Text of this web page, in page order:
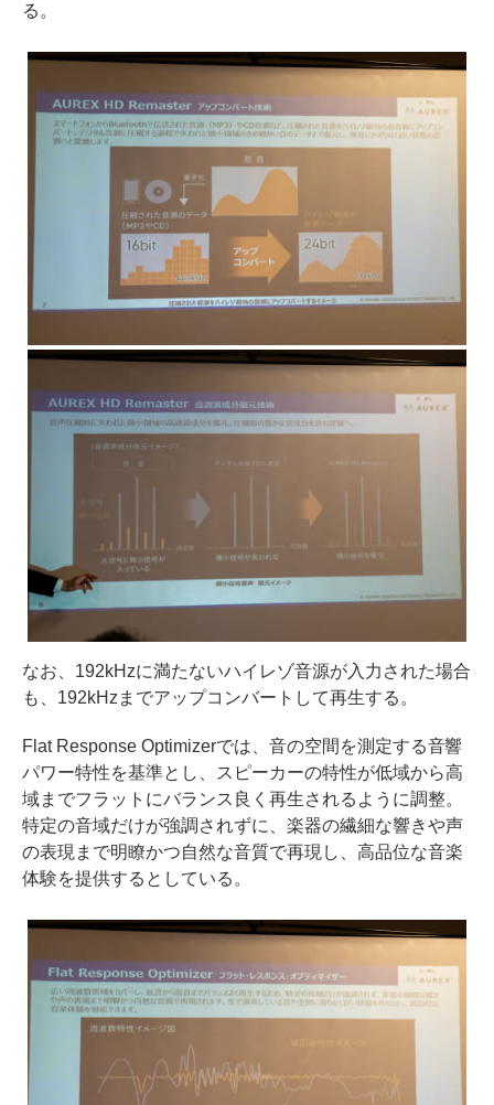
る。
なお、192kHzに満たないハイレゾ音源が入力された場合
も、192kHzまでアップコンバートして再生する。
Flat Response Optimizerでは、音の空間を測定する音響
パワー特性を基準とし、スピーカーの特性が低域から高
域までフラットにバランス良く再生されるように調整。
特定の音域だけが強調されずに、楽器の繊細な響きや声
の表現まで明瞭かつ自然な音質で再現し、高品位な音楽
体験を提供するとしている。